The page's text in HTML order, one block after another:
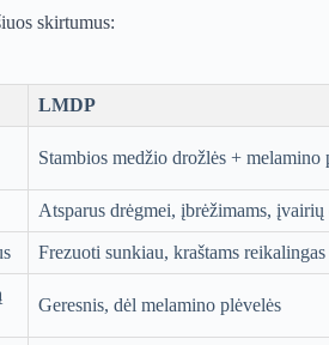
skirtumus:
LMDP
Stambios medžio drožlės + melamino
Atsparus drėgmei, įbrėžimams, įvairių
Frezuoti sunkiau, kraštams
Geresnis, dėl melamino plėvelės